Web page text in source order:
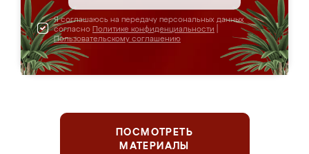
Я соглашаюсь на передачу персональных данных
согласно Политике конфиденциальности
Пользовательскому соглашению
ПОСМОТРЕТЬ
МАТЕРИАЛЫ